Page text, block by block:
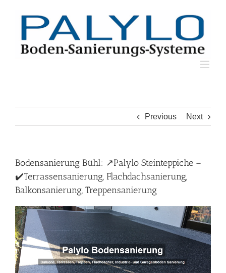
Previous Next
Bodensanierung Bühl: ↗️Palylo Steinteppiche –
✔️Terrassensanierung, Flachdachsanierung,
Balkonsanierung, Treppensanierung